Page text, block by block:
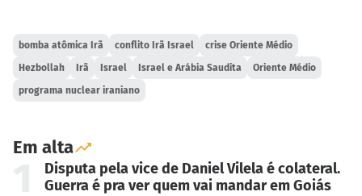
bomba atômica Irã conflito Irã Israel crise Oriente Médio
Hezbollah Irã Israel Israel e Arábia Saudita Oriente Médio
programa nuclear iraniano
Em alta
Disputa pela vice de Daniel Vilela é colateral.
Guerra é pra ver quem vai mandar em Goiás